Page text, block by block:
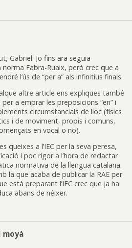
Gabriel. Jo fins ara seguia
Fabra-Ruaix, però crec que a
l’ús de “per a” als infinitius finals.
altre article ens expliques també
a emprar les preposicions “en” i
circumstancials de lloc (físics
i de moviment, propis i comuns,
en vocal o no).
queixes a l’IEC per la seva peresa,
i poc rigor a l’hora de redactar
normativa de la llengua catalana.
la que acaba de publicar la RAE per
està preparant l’IEC crec que ja ha
abans de néixer.
moyà